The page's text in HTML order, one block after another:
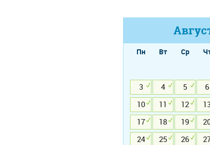
Пн Вт Ср
3
4 5 6
10
11 12
17
18 19
24
25 26